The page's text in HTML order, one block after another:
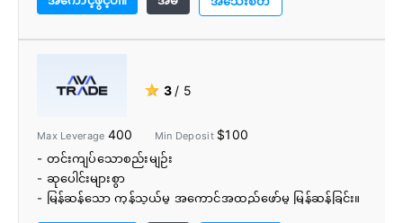
- MT4 စမတ်ကုန်သွယ်ကိရိယာများ
- Pro Trader ကိရိယာများ
★ 3 / 5
Max Leverage 400 Min Deposit $100
- တင်းကျပ်သောစည်းမျဉ်း
- ဆုပေါင်းများစွာ
- မြန်ဆန်သော ကုန်သွယ်မှု အကောင်အထည်ဖော်မှု မြန်ဆန်ခြင်း။